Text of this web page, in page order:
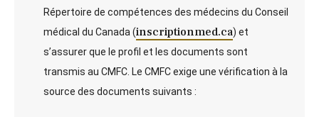
Répertoire de compétences des médecins du Conseil
médical du Canada (inscriptionmed.ca) et
s’assurer que le profil et les documents sont
transmis au CMFC. Le CMFC exige une vérification à la
source des documents suivants :